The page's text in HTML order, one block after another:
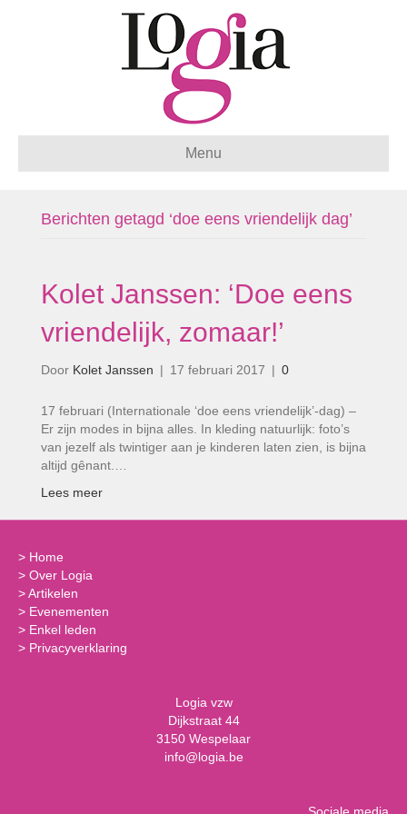
Menu
Berichten getagd ‘doe eens vriendelijk dag’
Kolet Janssen: ‘Doe eens
vriendelijk, zomaar!’
Door Kolet Janssen | 17 februari 2017 | 0
17 februari (Internationale ‘doe eens vriendelijk’-dag) –
Er zijn modes in bijna alles. In kleding natuurlijk: foto’s
van jezelf als twintiger aan je kinderen laten zien, is bijna
altijd gênant.…
Lees meer
> Home
> Over Logia
>Artikelen
> Evenementen
> Enkel leden
> Privacyverklaring
Logia vzw
Dijkstraat 44
3150 Wespelaar
info@logia.be